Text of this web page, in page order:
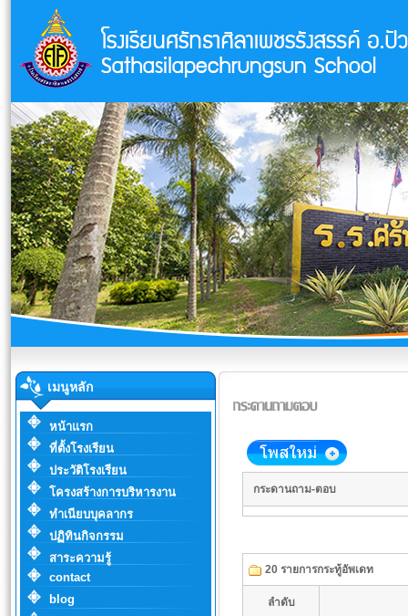
เมนูหลัก
หน้าแรก
ที่ตั้งโรงเรียน
ประวัติโรงเรียน
โครงสร้างการบริหารงาน
ทำเนียบบุคลากร
ปฏิทินกิจกรรม
สาระความรู้
contact
blog
กระดานถาม-ตอบ
20 รายการกระทู้อัพเดท
ลำดับ